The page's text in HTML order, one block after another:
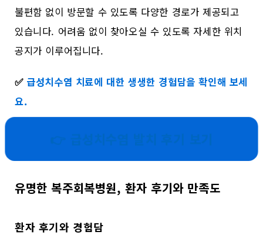
불편함 없이 방문할 수 있도록 다양한 경로가 제공되고
있습니다. 어려움 없이 찾아오실 수 있도록 자세한 위치
공지가 이루어집니다.
✅ 급성치수염 치료에 대한 생생한 경험담을 확인해 보세
요.
유명한 복주회복병원, 환자 후기와 만족도
환자 후기와 경험담